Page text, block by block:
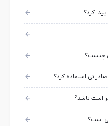
کرد؟
چیست؟
استفاده کرد؟
است باشد؟
است؟